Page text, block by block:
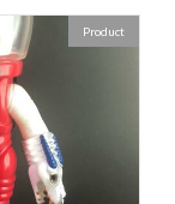
Product